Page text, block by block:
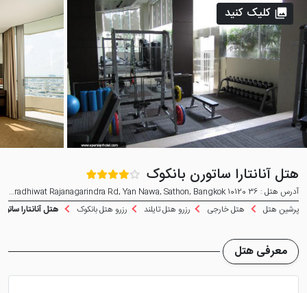
هتل آنانتارا ساتورن بانکوک
آدرس هتل : 36 Naradhiwat Rajanagarindra Rd, Yan Nawa, Sathon, Bangkok 10120
پرشین هتل
هتل خارجی رزرو هتل تایلند رزرو هتل بانکوک هتل آنانتارا
کلیک کنید
معرفی هتل